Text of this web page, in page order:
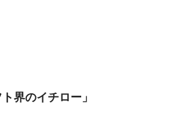
界のイチロー」